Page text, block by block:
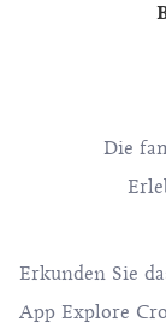
Die
Erkunden Sie
App Explore